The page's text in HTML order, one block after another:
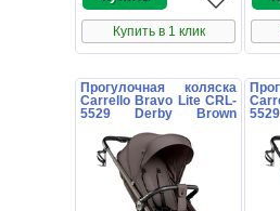
Купить в 1 клик
Прогулочная коляска
Carrello Bravo Lite CRL-
5529 Derby Brown
подстаканником